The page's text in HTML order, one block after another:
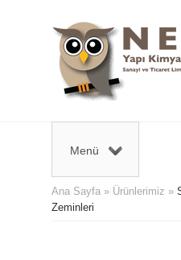
Menü
Ana Sayfa » Ürünlerimiz »
Zeminleri